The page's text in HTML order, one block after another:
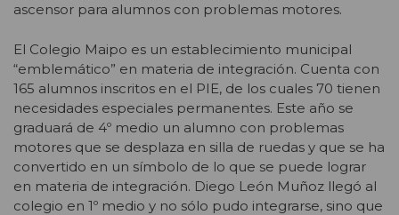
ascensor para alumnos con problemas motores.
El Colegio Maipo es un establecimiento municipal
“emblemático” en materia de integración. Cuenta con
165 alumnos inscritos en el PIE, de los cuales 70 tienen
necesidades especiales permanentes. Este año se
graduará de 4º medio un alumno con problemas
motores que se desplaza en silla de ruedas y que se ha
convertido en un símbolo de lo que se puede lograr
en materia de integración. Diego León Muñoz llegó al
colegio en 1º medio y no sólo pudo integrarse, sino que